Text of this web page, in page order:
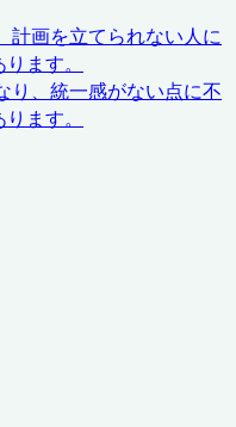
計画を立てられない人に
ます。
り、統一感がない点に不
ます。